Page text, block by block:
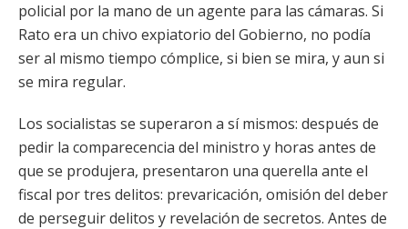
policial por la mano de un agente para las cámaras. Si
Rato era un chivo expiatorio del Gobierno, no podía
ser al mismo tiempo cómplice, si bien se mira, y aun si
se mira regular.
Los socialistas se superaron a sí mismos: después de
pedir la comparecencia del ministro y horas antes de
que se produjera, presentaron una querella ante el
fiscal por tres delitos: prevaricación, omisión del deber
de perseguir delitos y revelación de secretos. Antes de